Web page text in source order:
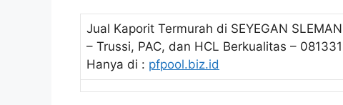
Jual Kaporit Termurah di SEYEGAN SLEMAN
– Trussi, PAC, dan HCL Berkualitas –
Hanya di : pfpool.biz.id